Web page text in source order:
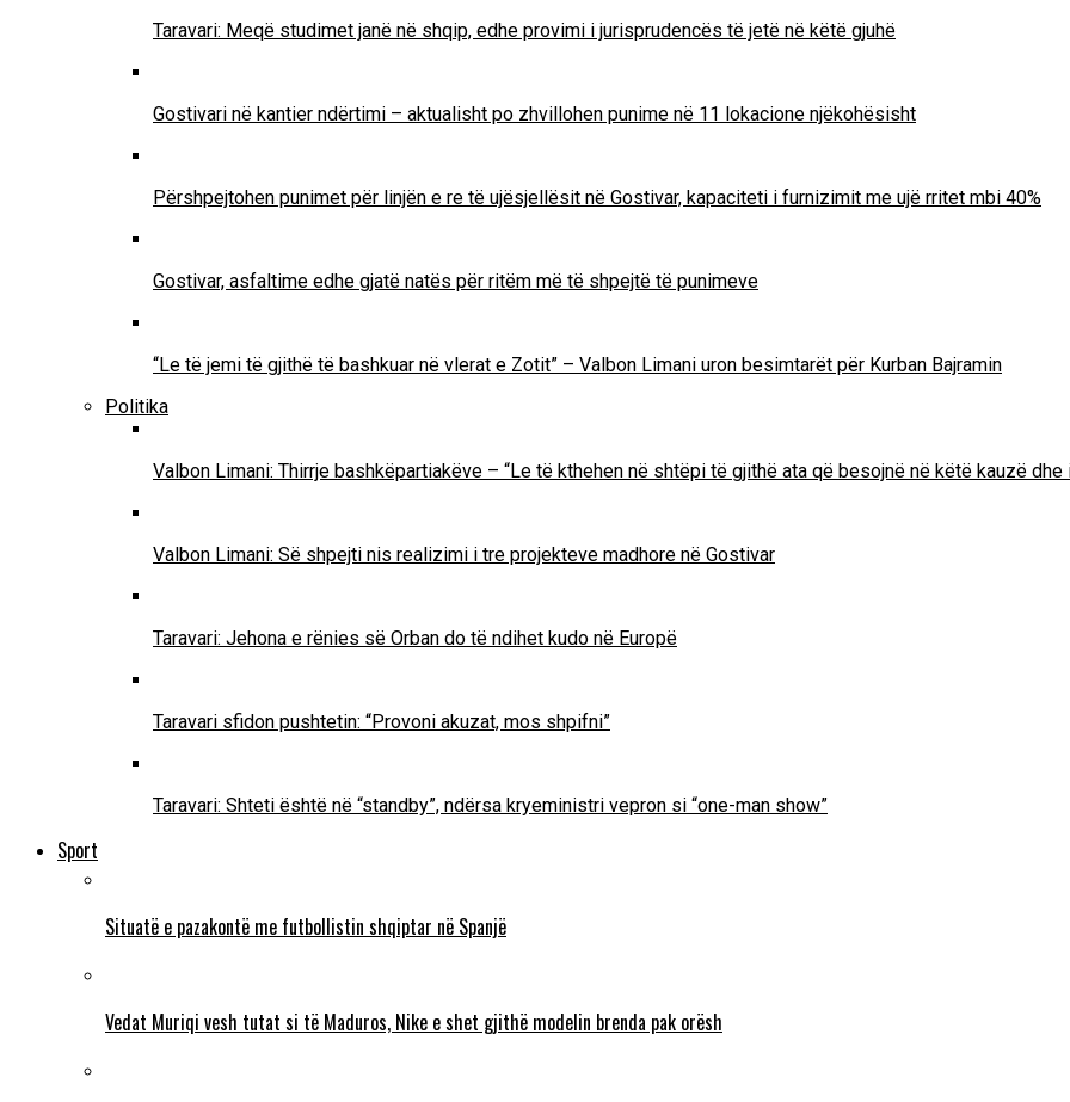
Taravari: Meqë studimet janë në shqip, edhe provimi i jurisprudencës të jetë në këtë gjuhë
Gostivari në kantier ndërtimi – aktualisht po zhvillohen punime në 11 lokacione njëkohësisht
Përshpejtohen punimet për linjën e re të ujësjellësit në Gostivar, kapaciteti i furnizimit me ujë rritet mbi 40%
Gostivar, asfaltime edhe gjatë natës për ritëm më të shpejtë të punimeve
“Le të jemi të gjithë të bashkuar në vlerat e Zotit” – Valbon Limani uron besimtarët për Kurban Bajramin
Politika
Valbon Limani: Thirrje bashkëpartiakëve – “Le të kthehen në shtëpi të gjithë ata që besojnë në këtë kauzë dhe
Valbon Limani: Së shpejti nis realizimi i tre projekteve madhore në Gostivar
Taravari: Jehona e rënies së Orban do të ndihet kudo në Europë
Taravari sfidon pushtetin: “Provoni akuzat, mos shpifni”
Taravari: Shteti është në “standby”, ndërsa kryeministri vepron si “one-man show”
Sport
Situatë e pazakontë me futbollistin shqiptar në Spanjë
Vedat Muriqi vesh tutat si të Maduros, Nike e shet gjithë modelin brenda pak orësh